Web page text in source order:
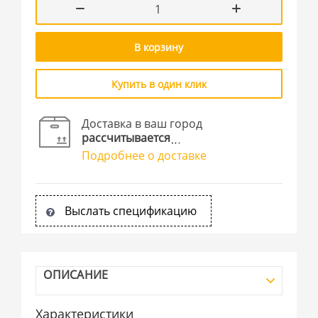
В корзину
Купить в один клик
Доставка в ваш город
рассчитывается
Подробнее о доставке
Выслать спецификацию
ОПИСАНИЕ
Характеристики